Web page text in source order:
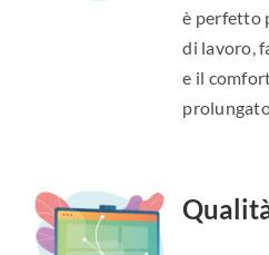
è perfetto
di lavoro,
e il